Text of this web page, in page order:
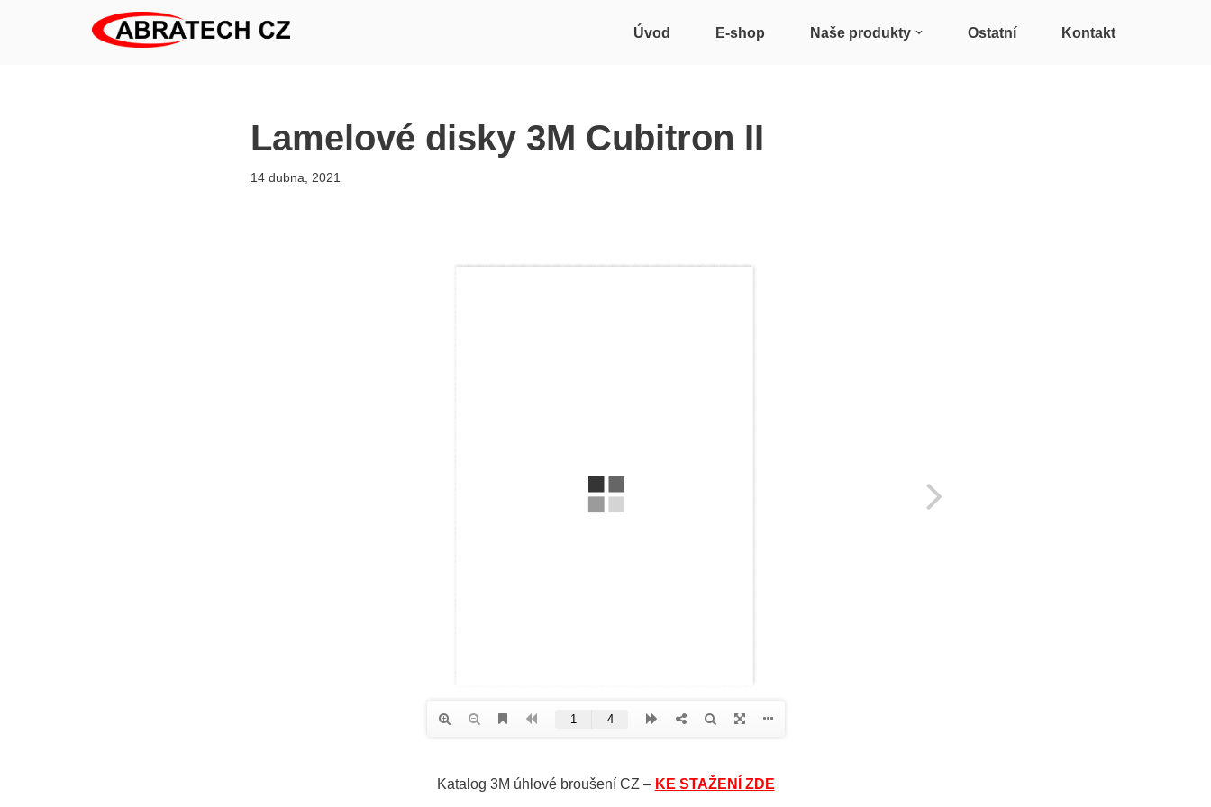
Úvod E-shop Naše produkty Ostatní Kontakt
Lamelové disky 3M Cubitron II
14 dubna, 2021
Katalog 3M úhlové broušení CZ – KE STAŽENÍ ZDE